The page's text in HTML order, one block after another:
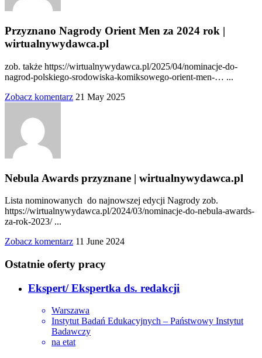
Przyznano Nagrody Orient Men za 2024 rok |
wirtualnywydawca.pl
zob. także https://wirtualnywydawca.pl/2025/04/nominacje-do-
nagrod-polskiego-srodowiska-komiksowego-orient-men-… ...
Zobacz komentarz 21 May 2025
Nebula Awards przyznane | wirtualnywydawca.pl
Lista nominowanych do najnowszej edycji Nagrody zob.
https://wirtualnywydawca.pl/2024/03/nominacje-do-nebula-awards-
za-rok-2023/ ...
Zobacz komentarz 11 June 2024
Ostatnie oferty pracy
Ekspert/ Ekspertka ds. redakcji
Warszawa
Instytut Badań Edukacyjnych – Państwowy Instytut
Badawczy
na etat